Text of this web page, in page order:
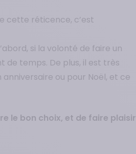
cette réticence, c’est
si la volonté de faire un
temps. De plus, il est très
ou pour Noël, et ce
le bon choix, et de faire plaisir